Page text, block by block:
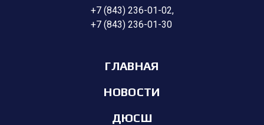
+7 (843) 236-01-02,
+7 (843) 236-01-30
ГЛАВНАЯ
НОВОСТИ
ДЮСШ